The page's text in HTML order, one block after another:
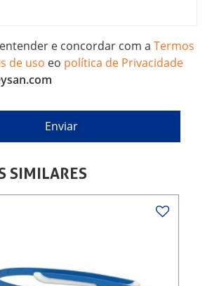
e concordar com aTermos
de uso eo política de Privacidade
SIMILARES